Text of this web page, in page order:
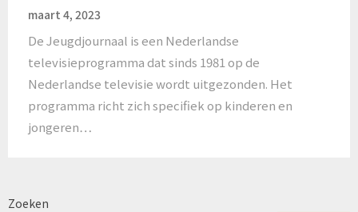
maart 4, 2023
De Jeugdjournaal is een Nederlandse
televisieprogramma dat sinds 1981 op de
Nederlandse televisie wordt uitgezonden. Het
programma richt zich specifiek op kinderen en
jongeren…
Zoeken